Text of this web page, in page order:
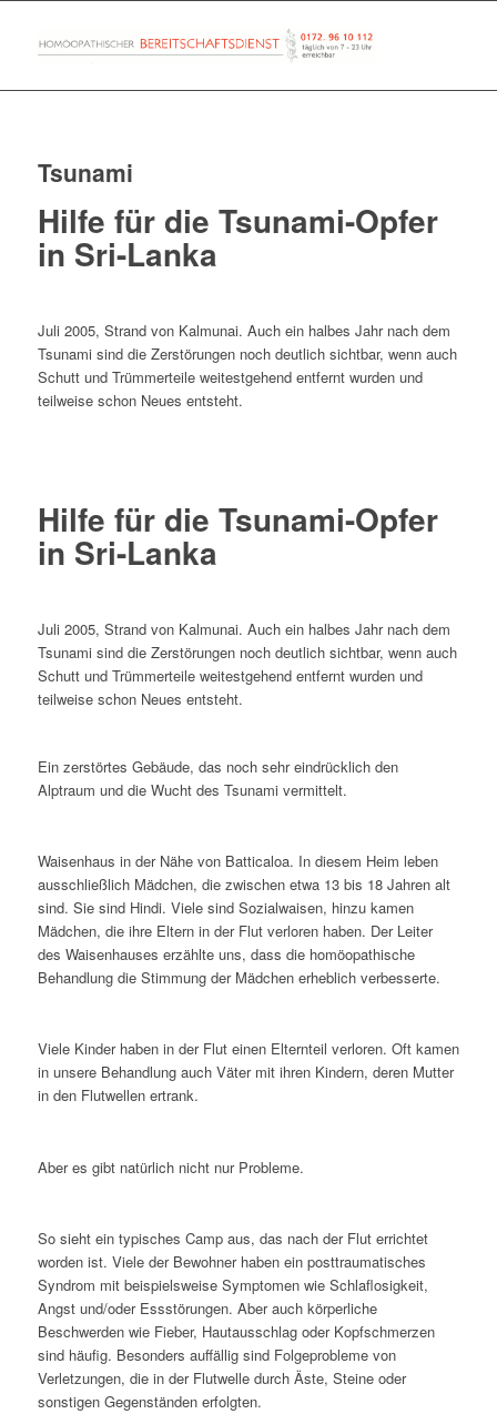
Tsunami
Hilfe für die Tsunami-Opfer
in Sri-Lanka
Juli 2005, Strand von Kalmunai. Auch ein halbes Jahr nach dem
Tsunami sind die Zerstörungen noch deutlich sichtbar, wenn auch
Schutt und Trümmerteile weitestgehend entfernt wurden und
teilweise schon Neues entsteht.
Hilfe für die Tsunami-Opfer
in Sri-Lanka
Juli 2005, Strand von Kalmunai. Auch ein halbes Jahr nach dem
Tsunami sind die Zerstörungen noch deutlich sichtbar, wenn auch
Schutt und Trümmerteile weitestgehend entfernt wurden und
teilweise schon Neues entsteht.
Ein zerstörtes Gebäude, das noch sehr eindrücklich den
Alptraum und die Wucht des Tsunami vermittelt.
Waisenhaus in der Nähe von Batticaloa. In diesem Heim leben
ausschließlich Mädchen, die zwischen etwa 13 bis 18 Jahren alt
sind. Sie sind Hindi. Viele sind Sozialwaisen, hinzu kamen
Mädchen, die ihre Eltern in der Flut verloren haben. Der Leiter
des Waisenhauses erzählte uns, dass die homöopathische
Behandlung die Stimmung der Mädchen erheblich verbesserte.
Viele Kinder haben in der Flut einen Elternteil verloren. Oft kamen
in unsere Behandlung auch Väter mit ihren Kindern, deren Mutter
in den Flutwellen ertrank.
Aber es gibt natürlich nicht nur Probleme.
So sieht ein typisches Camp aus, das nach der Flut errichtet
worden ist. Viele der Bewohner haben ein posttraumatisches
Syndrom mit beispielsweise Symptomen wie Schlaflosigkeit,
Angst und/oder Essstörungen. Aber auch körperliche
Beschwerden wie Fieber, Hautausschlag oder Kopfschmerzen
sind häufig. Besonders auffällig sind Folgeprobleme von
Verletzungen, die in der Flutwelle durch Äste, Steine oder
sonstigen Gegenständen erfolgten.